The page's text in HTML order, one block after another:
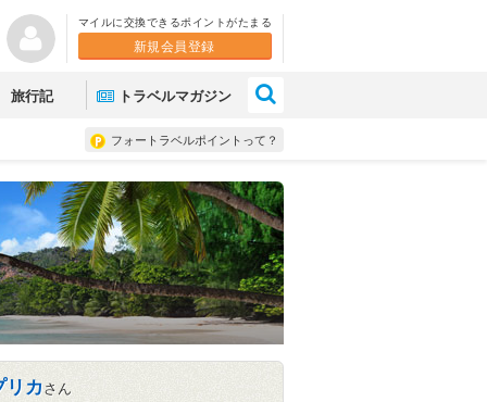
マイルに交換できるポイントがたまる
新規会員登録
旅行記 トラベルマガジン
フォートラベルポイントって？
リカさん